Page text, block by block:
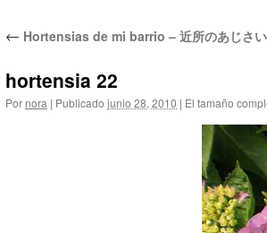
← Hortensias de mi barrio – 近所のあじさ
hortensia 22
Por nora | Publicado junio 28, 2010 | El tamaño